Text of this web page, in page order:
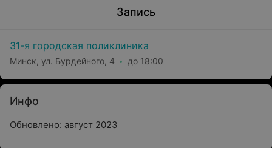
Запись
31-я городская поликлиника
Минск, ул. Бурдейного, 4 до 18:00
Инфо
Обновлено: август 2023